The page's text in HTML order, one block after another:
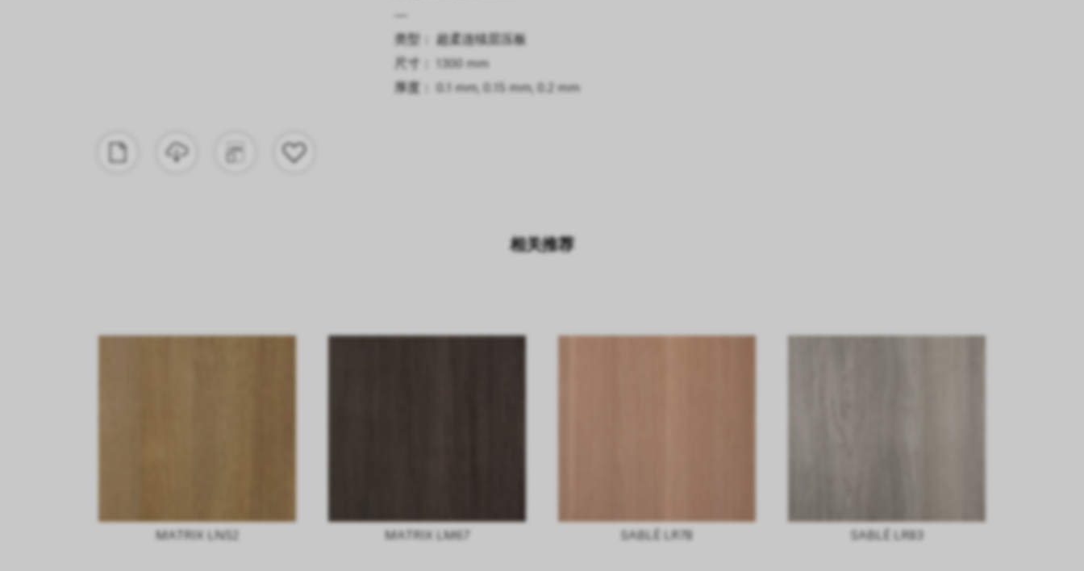
—
类型： 超柔连续层压板
尺寸： 1300 mm
厚度： 0.1 mm, 0.15 mm, 0.2 mm
相关推荐
MATRIX LN52 MATRIX LM67 SABLÈ LR78 SABLÈ LR83